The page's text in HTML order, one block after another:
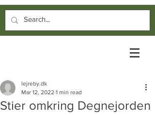
Stier omkring Degnejorden
lejreby.dk
Mar 12, 2022 1 min read